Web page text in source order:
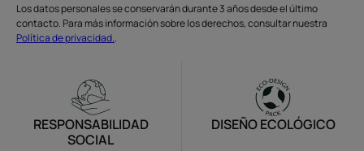
Los datos personales se conservarán durante 3 años desde el último
contacto. Para más información sobre los derechos, consultar nuestra
Política de privacidad..
RESPONSABILIDAD
SOCIAL
DISEÑO ECOLÓGICO